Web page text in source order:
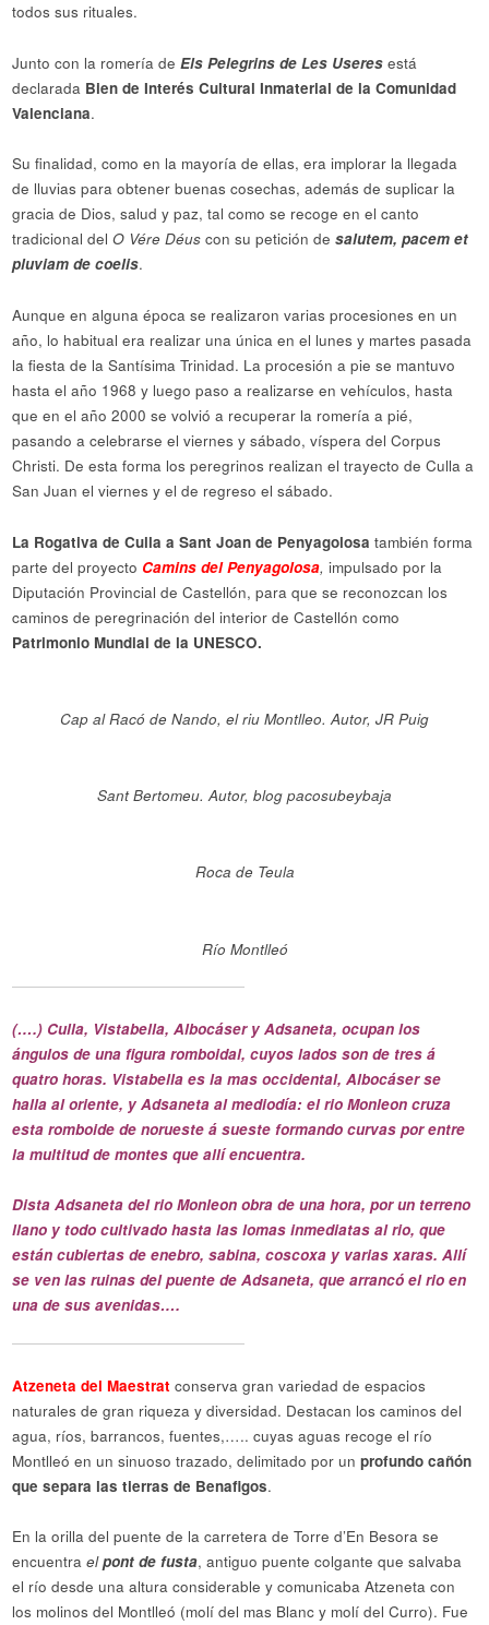
todos sus rituales.
Junto con la romería deEls Pelegrins de Les Useres está
declarada Bien de Interés Cultural Inmaterial de la Comunidad
Valenciana.
Su finalidad, como en la mayoría de ellas, era implorar la llegada
de lluvias para obtener buenas cosechas, además de suplicar la
gracia de Dios, salud y paz, tal como se recoge en el canto
tradicional delO Vére Déus con su petición desalutem, pacem et
pluviam de coelis.
Aunque en alguna época se realizaron varias procesiones en un
año, lo habitual era realizar una única en el lunes y martes pasada
la fiesta de la Santísima Trinidad. La procesión a pie se mantuvo
hasta el año 1968 y luego paso a realizarse en vehículos, hasta
que en el año 2000 se volvió a recuperar la romería a pié,
pasando a celebrarse el viernes y sábado, víspera del Corpus
Christi. De esta forma los peregrinos realizan el trayecto de Culla a
San Juan el viernes y el de regreso el sábado.
La Rogativa de Culla a Sant Joan de Penyagolosa también forma
parte del proyecto Camins del Penyagolosa, impulsado por la
Diputación Provincial de Castellón, para que se reconozcan los
caminos de peregrinación del interior de Castellón como
Patrimonio Mundial de la UNESCO.
Cap al Racó de Nando, el riu Montlleo. Autor, JR Puig
Sant Bertomeu. Autor, blog pacosubeybaja
Roca de Teula
Río Montlleó
(….) Culla, Vistabella, Albocáser y Adsaneta, ocupan los
ángulos de una figura romboidal, cuyos lados son de tres á
quatro horas. Vistabella es la mas occidental, Albocáser se
halla al oriente, y Adsaneta al mediodía: el rio Monleon cruza
esta romboide de norueste á sueste formando curvas por entre
la multitud de montes que allí encuentra.
Dista Adsaneta del rio Monleon obra de una hora, por un terreno
llano y todo cultivado hasta las lomas inmediatas al rio, que
están cubiertas de enebro, sabina, coscoxa y varias xaras. Allí
se ven las ruinas del puente de Adsaneta, que arrancó el rio en
una de sus avenidas….
Atzeneta del Maestrat conserva gran variedad de espacios
naturales de gran riqueza y diversidad. Destacan los caminos del
agua, ríos, barrancos, fuentes,….. cuyas aguas recoge el río
Montlleó en un sinuoso trazado, delimitado por unprofundo cañón
que separa las tierras de Benafigos.
En la orilla del puente de la carretera de Torre d’En Besora se
encuentraelpont de fusta, antiguo puente colgante que salvaba
el río desde una altura considerable y comunicaba Atzeneta con
los molinos del Montlleó (molí del mas Blanc y molí del Curro). Fue